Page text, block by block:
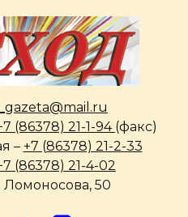
(86378) 21-1-94 (факс)
– +7 (86378) 21-2-33
(86378) 21-4-02
Ломоносова, 50